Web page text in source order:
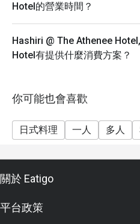
Hotel的營業時間？
Hashiri @ The Athenee
Hotel有提供什麼消費方案？
你可能也會喜歡
日式料理 一人 多人
關於 Eatigo
平台政策